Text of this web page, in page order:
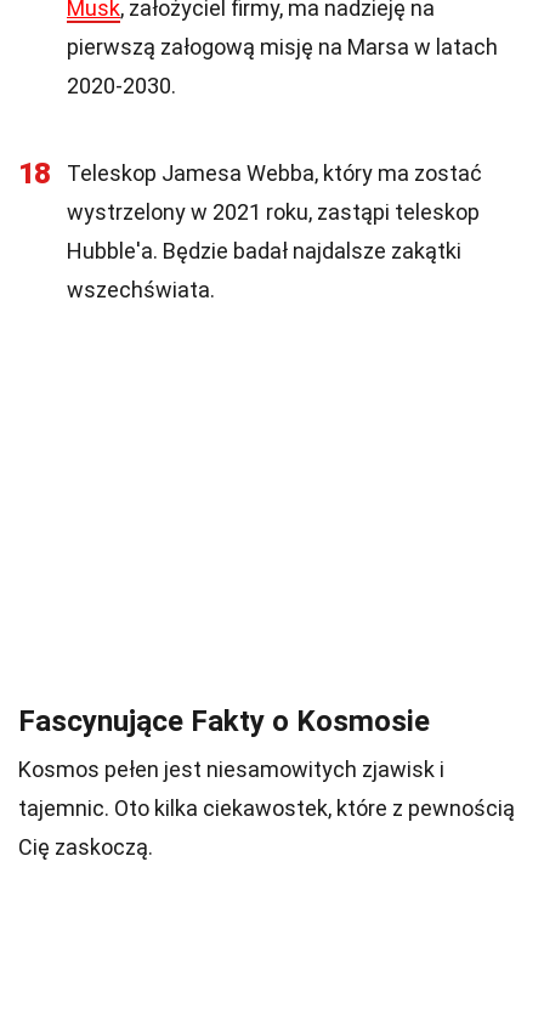
Musk, założyciel firmy, ma nadzieję na
pierwszą załogową misję na Marsa w latach
2020-2030.
18
Teleskop Jamesa Webba, który ma zostać
wystrzelony w 2021 roku, zastąpi teleskop
Hubble'a. Będzie badał najdalsze zakątki
wszechświata.
Fascynujące Fakty o Kosmosie
Kosmos pełen jest niesamowitych zjawisk i
tajemnic. Oto kilka ciekawostek, które z pewnością
Cię zaskoczą.